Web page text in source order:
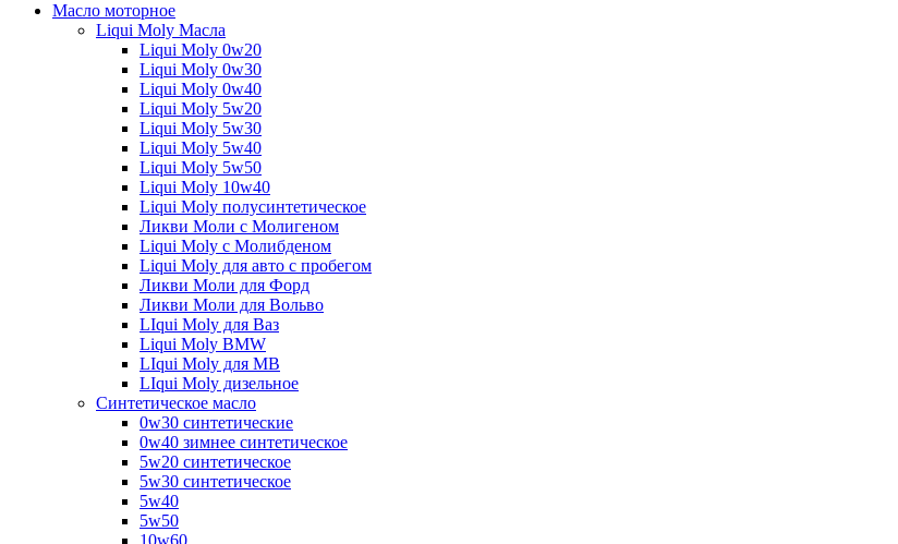
Масло моторное
Liqui Moly Масла
Liqui Moly 0w20
Liqui Moly 0w30
Liqui Moly 0w40
Liqui Moly 5w20
Liqui Moly 5w30
Liqui Moly 5w40
Liqui Moly 5w50
Liqui Moly 10w40
Liqui Moly полусинтетическое
Ликви Моли с Молигеном
Liqui Moly с Молибденом
Liqui Moly для авто с пробегом
Ликви Моли для Форд
Ликви Моли для Вольво
LIqui Moly для Ваз
Liqui Moly BMW
LIqui Moly для MB
LIqui Moly дизельное
Синтетическое масло
0w30 синтетические
0w40 зимнее синтетическое
5w20 синтетическое
5w30 синтетическое
5w40
5w50
10w60